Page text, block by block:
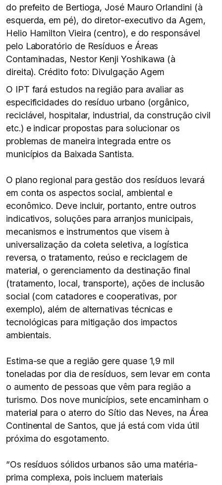
do prefeito de Bertioga, José Mauro Orlandini (à
esquerda, em pé), do diretor-executivo da Agem,
Helio Hamilton Vieira (centro), e do responsável
pelo Laboratório de Resíduos e Áreas
Contaminadas, Nestor Kenji Yoshikawa (à
direita). Crédito foto: Divulgação Agem
O IPT fará estudos na região para avaliar as
especificidades do resíduo urbano (orgânico,
reciclável, hospitalar, industrial, da construção civil
etc.) e indicar propostas para solucionar os
problemas de maneira integrada entre os
municípios da Baixada Santista.
O plano regional para gestão dos resíduos levará
em conta os aspectos social, ambiental e
econômico. Deve incluir, portanto, entre outros
indicativos, soluções para arranjos municipais,
mecanismos e instrumentos que visem à
universalização da coleta seletiva, a logística
reversa, o tratamento, reúso e reciclagem de
material, o gerenciamento da destinação final
(tratamento, local, transporte), ações de inclusão
social (com catadores e cooperativas, por
exemplo), além de alternativas técnicas e
tecnológicas para mitigação dos impactos
ambientais.
Estima-se que a região gere quase 1,9 mil
toneladas por dia de resíduos, sem levar em conta
o aumento de pessoas que vêm para região a
turismo. Dos nove municípios, sete encaminham o
material para o aterro do Sítio das Neves, na Área
Continental de Santos, que já está com vida útil
próxima do esgotamento.
“Os resíduos sólidos urbanos são uma matéria-
prima complexa, pois incluem materiais